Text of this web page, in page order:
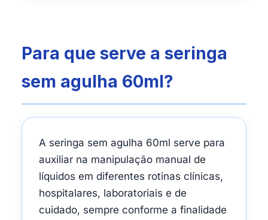
Para que serve a seringa
sem agulha 60ml?
A seringa sem agulha 60ml serve para
auxiliar na manipulação manual de
líquidos em diferentes rotinas clínicas,
hospitalares, laboratoriais e de
cuidado, sempre conforme a finalidade